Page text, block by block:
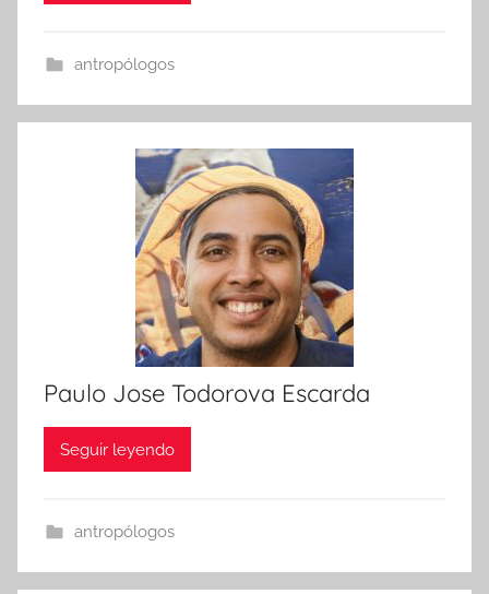
antropólogos
Paulo Jose Todorova Escarda
Seguir leyendo
antropólogos